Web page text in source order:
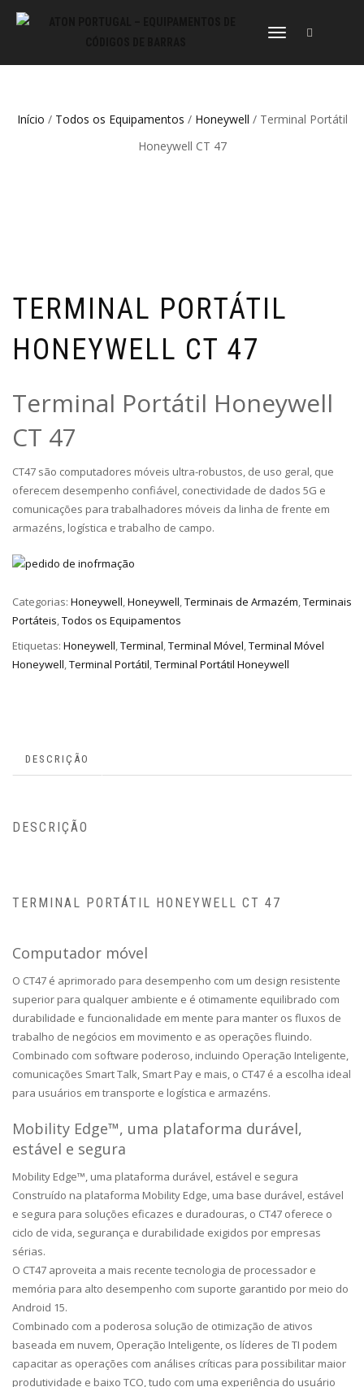
ALTERNAR
Início / Todos os Equipamentos / Honeywell / Terminal Portátil
Honeywell CT 47
TERMINAL PORTÁTIL
HONEYWELL CT 47
Terminal Portátil Honeywell
CT 47
CT47 são computadores móveis ultra-robustos, de uso geral, que
oferecem desempenho confiável, conectividade de dados 5G e
comunicações para trabalhadores móveis da linha de frente em
armazéns, logística e trabalho de campo.
Categorias: Honeywell,Honeywell,Terminais de Armazém,Terminais
Portáteis,Todos os Equipamentos
Etiquetas: Honeywell,Terminal,Terminal Móvel,Terminal Móvel
Honeywell,Terminal Portátil,Terminal Portátil Honeywell
DESCRIÇÃO
DESCRIÇÃO
TERMINAL PORTÁTIL HONEYWELL CT 47
Computador móvel
O CT47 é aprimorado para desempenho com um design resistente
superior para qualquer ambiente e é otimamente equilibrado com
durabilidade e funcionalidade em mente para manter os fluxos de
trabalho de negócios em movimento e as operações fluindo.
Combinado com software poderoso, incluindo Operação Inteligente,
comunicações Smart Talk, Smart Pay e mais, o CT47 é a escolha ideal
para usuários em transporte e logística e armazéns.
Mobility Edge™, uma plataforma durável,
estável e segura
Mobility Edge™, uma plataforma durável, estável e segura
Construído na plataforma Mobility Edge, uma base durável, estável
e segura para soluções eficazes e duradouras, o CT47 oferece o
ciclo de vida, segurança e durabilidade exigidos por empresas
sérias.
O CT47 aproveita a mais recente tecnologia de processador e
memória para alto desempenho com suporte garantido por meio do
Android 15.
Combinado com a poderosa solução de otimização de ativos
baseada em nuvem, Operação Inteligente, os líderes de TI podem
capacitar as operações com análises críticas para possibilitar maior
produtividade e baixo TCO, tudo com uma experiência do usuário